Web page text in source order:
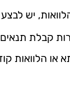
יש
קבלת תנאים
הלוואות